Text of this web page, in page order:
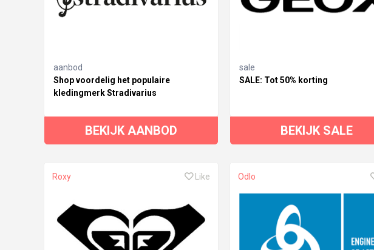
aanbod
Shop voordelig het populaire
kledingmerk Stradivarius
BEKIJK AANBOD
sale
SALE: Tot 50% korting
BEKIJK SALE
Roxy Like Odlo